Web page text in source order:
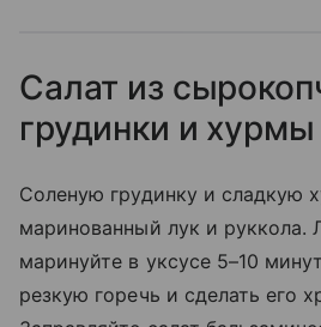
Салат из
грудинки и хурмы
Соленую грудинку и сладкую
маринованный лук и руккола.
маринуйте в уксусе 5–10
резкую горечь и сделать его